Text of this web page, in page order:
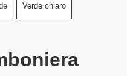
Verde chiaro